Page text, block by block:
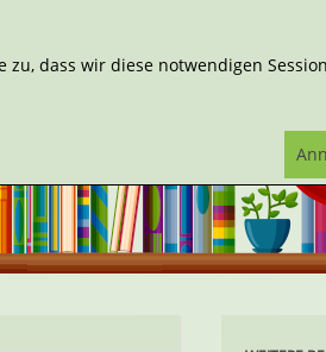
dass wir diese notwendigen